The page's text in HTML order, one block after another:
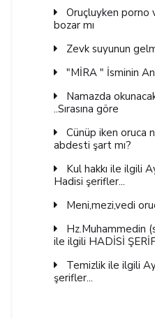
Oruçluyken porno
bozar mı
Zevk suyunun
"MİRA " İsminin
Namazda
..Sırasına göre
Cünüp iken oruca
abdesti şart mı?
Kul hakkı ile ilgili
Hadisi şerifler...
Meni,mezi,vedi
Hz.Muhammedin
ile ilgili HADİSİ
Temizlik ile ilgili
şerifler...